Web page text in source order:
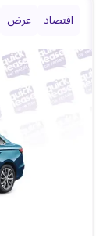
اقتصاد عرض